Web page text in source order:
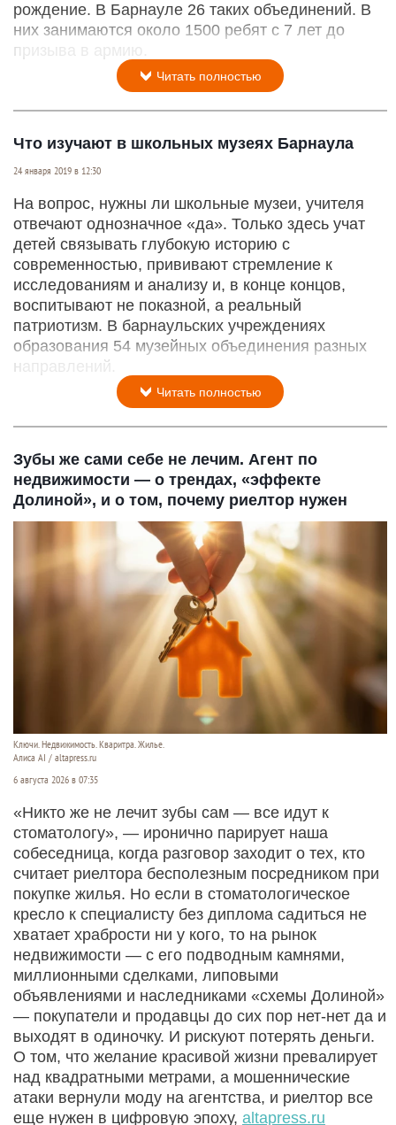
рождение. В Барнауле 26 таких объединений. В
них занимаются около 1500 ребят с 7 лет до
призыва в армию.
Читать полностью
Что изучают в школьных музеях Барнаула
24 января 2019 в 12:30
На вопрос, нужны ли школьные музеи, учителя
отвечают однозначное «да». Только здесь учат
детей связывать глубокую историю с
современностью, прививают стремление к
исследованиям и анализу и, в конце концов,
воспитывают не показной, а реальный
патриотизм. В барнаульских учреждениях
образования 54 музейных объединения разных
направлений.
Читать полностью
Зубы же сами себе не лечим. Агент по
недвижимости — о трендах, «эффекте
Долиной», и о том, почему риелтор нужен
Ключи. Недвижимость. Кваритра. Жилье.
Алиса AI / altapress.ru
6 августа 2026 в 07:35
«Никто же не лечит зубы сам — все идут к
стоматологу», — иронично парирует наша
собеседница, когда разговор заходит о тех, кто
считает риелтора бесполезным посредником при
покупке жилья. Но если в стоматологическое
кресло к специалисту без диплома садиться не
хватает храбрости ни у кого, то на рынок
недвижимости — с его подводным камнями,
миллионными сделками, липовыми
объявлениями и наследниками «схемы Долиной»
— покупатели и продавцы до сих пор нет-нет да и
выходят в одиночку. И рискуют потерять деньги.
О том, что желание красивой жизни превалирует
над квадратными метрами, а мошеннические
атаки вернули моду на агентства, и риелтор все
еще нужен в цифровую эпоху, altapress.ru